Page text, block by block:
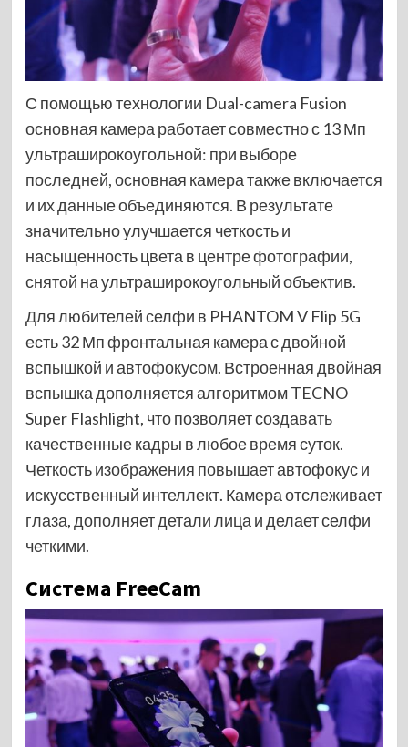
С помощью технологии Dual-camera Fusion
основная камера работает совместно с 13 Мп
ультраширокоугольной: при выборе
последней, основная камера также включается
и их данные объединяются. В результате
значительно улучшается четкость и
насыщенность цвета в центре фотографии,
снятой на ультраширокоугольный объектив.
Для любителей селфи в PHANTOM V Flip 5G
есть 32 Мп фронтальная камера с двойной
вспышкой и автофокусом. Встроенная двойная
вспышка дополняется алгоритмом TECNO
Super Flashlight, что позволяет создавать
качественные кадры в любое время суток.
Четкость изображения повышает автофокус и
искусственный интеллект. Камера отслеживает
глаза, дополняет детали лица и делает селфи
четкими.
Система FreeCam